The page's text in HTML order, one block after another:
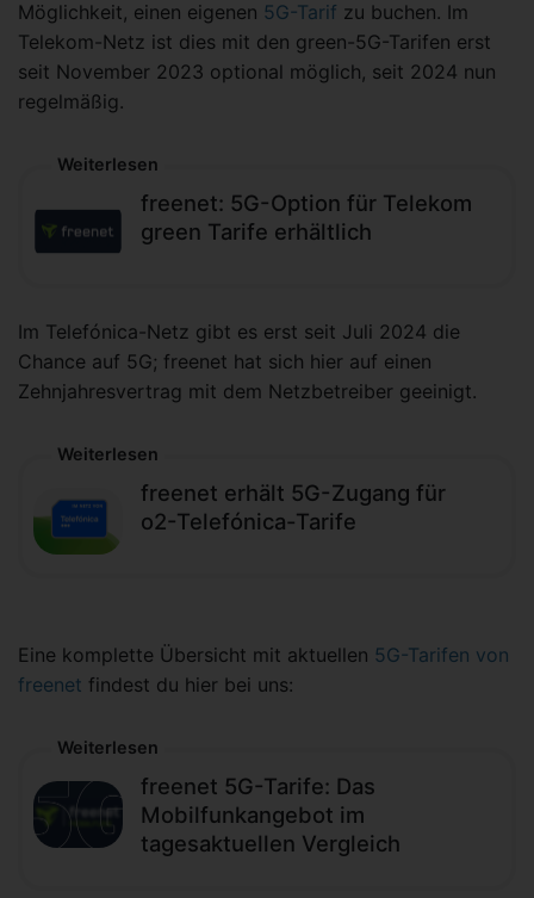
Möglichkeit, einen eigenen 5G-Tarif zu buchen. Im
Telekom-Netz ist dies mit den green-5G-Tarifen erst
seit November 2023 optional möglich, seit 2024 nun
regelmäßig.
Weiterlesen
freenet: 5G-Option für Telekom
green Tarife erhältlich
Im Telefónica-Netz gibt es erst seit Juli 2024 die
Chance auf 5G; freenet hat sich hier auf einen
Zehnjahresvertrag mit dem Netzbetreiber geeinigt.
Weiterlesen
freenet erhält 5G-Zugang für
o2-Telefónica-Tarife
Eine komplette Übersicht mit aktuellen 5G-Tarifen von
freenet findest du hier bei uns:
Weiterlesen
freenet 5G-Tarife: Das
Mobilfunkangebot im
tagesaktuellen Vergleich